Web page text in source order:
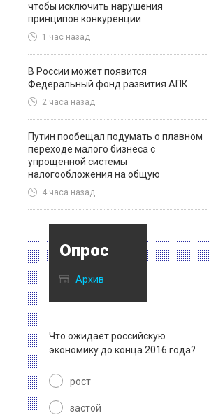
чтобы исключить нарушения
принципов конкуренции
1 час назад
В России может появится
Федеральный фонд развития АПК
2 часа назад
Путин пообещал подумать о плавном
переходе малого бизнеса с
упрощенной системы
налогообложения на общую
4 часа назад
Опрос
Архив
Что ожидает российскую
экономику до конца 2016 года?
рост
застой